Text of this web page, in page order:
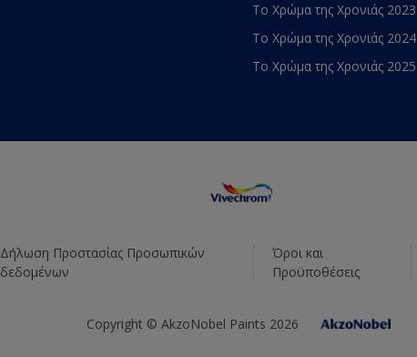
Το Χρώμα της Χρονιάς 2023
Το Χρώμα της Χρονιάς 2024
Το Χρώμα της Χρονιάς 2025
Δήλωση Προστασίας Προσωπικών
δεδομένων
Όροι και
Προϋποθέσεις
Copyright © AkzoNobel Paints 2026